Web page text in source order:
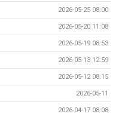
2026-05-25 08:00
2026-05-20 11:08
2026-05-19 08:53
2026-05-13 12:59
2026-05-12 08:15
2026-05-11
2026-04-17 08:08